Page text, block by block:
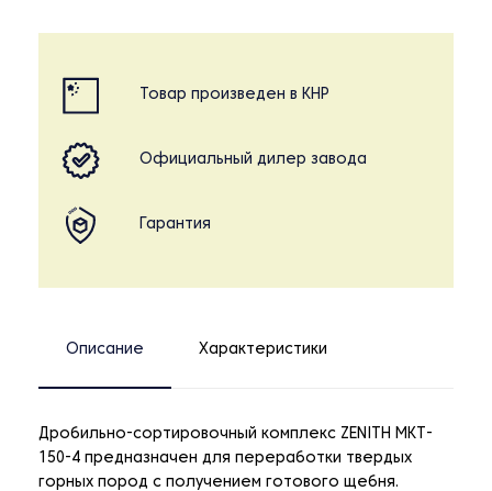
Товар произведен в КНР
Официальный дилер завода
Гарантия
Описание Характеристики
Дробильно-сортировочный комплекс ZENITH MKT-
150-4 предназначен для переработки твердых
горных пород с получением готового щебня.